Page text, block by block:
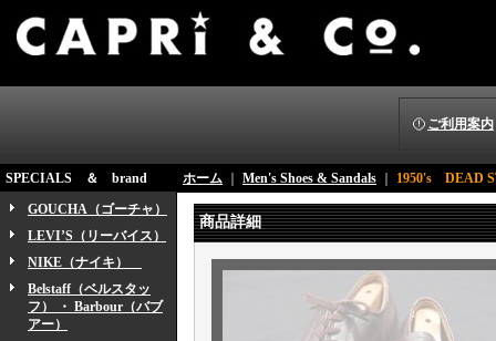
ご利用案内
SPECIALS ＆ brand
GOUCHA（ゴーチャ）
LEVI’S（リーバイス）
NIKE（ナイキ）
Belstaff（ベルスタッ
フ） ・ Barbour（バブ
アー）
ホーム Men's Shoes & Sandals 1950's DEAD
商品詳細